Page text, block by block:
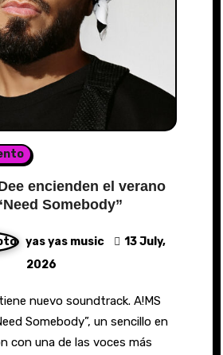
encienden el verano
Somebody”
yas yas music
13 July,
2026
Somebody”, un sencillo en
con una de las voces más